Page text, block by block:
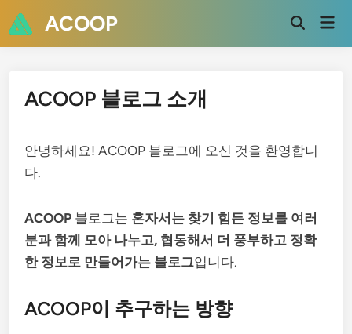
to
content
ACOOP
Open
ACOOP 블로그 소개
안녕하세요! ACOOP 블로그에 오신 것을 환영합니
다.
ACOOP 블로그는 혼자서는 찾기 힘든 정보를 여러
분과 함께 모아 나누고, 협동해서 더 풍부하고 정확
한 정보로 만들어가는 블로그입니다.
ACOOP이 추구하는 방향